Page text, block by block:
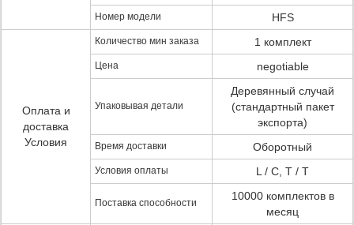
Номер модели HFS
Оплата и
доставка
Условия
Количество мин заказа 1 комплект
Цена negotiable
Упаковывая детали
Деревянный случай
(стандартный пакет
экспорта)
Время доставки Оборотный
Условия оплаты L / C, T / T
Поставка способности
10000 комплектов в
месяц